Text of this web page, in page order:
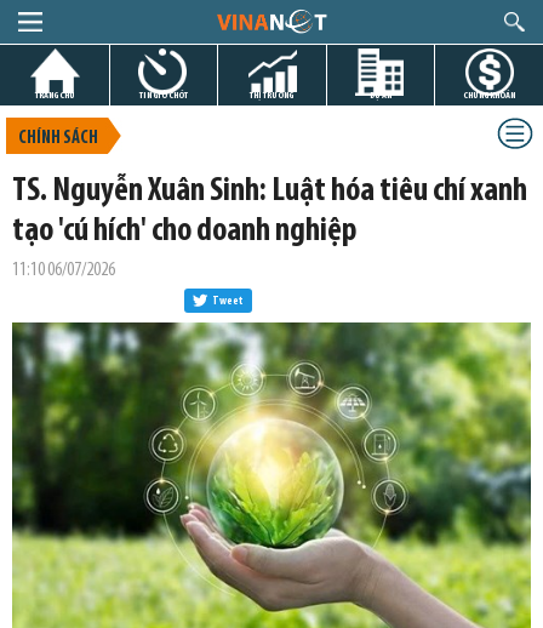
TRANG CHỦ TIN GIỜ CHÓT THỊ TRƯỜNG DỰ ÁN CHỨNG KHOÁN
CHÍNH SÁCH
TS. Nguyễn Xuân Sinh: Luật hóa tiêu chí xanh
tạo 'cú hích' cho doanh nghiệp
11:10 06/07/2026
Tweet